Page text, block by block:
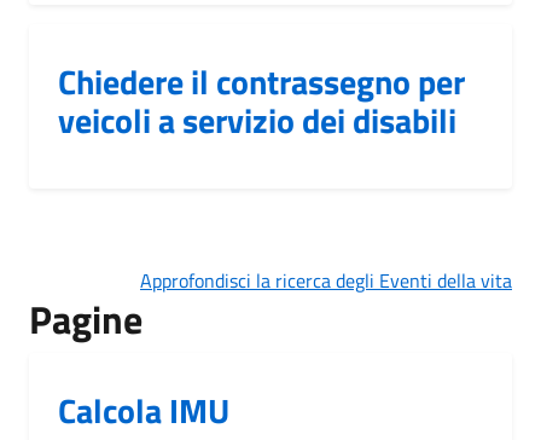
Chiedere il contrassegno per
veicoli a servizio dei disabili
Approfondisci la ricerca degli Eventi della vita
Pagine
Calcola IMU